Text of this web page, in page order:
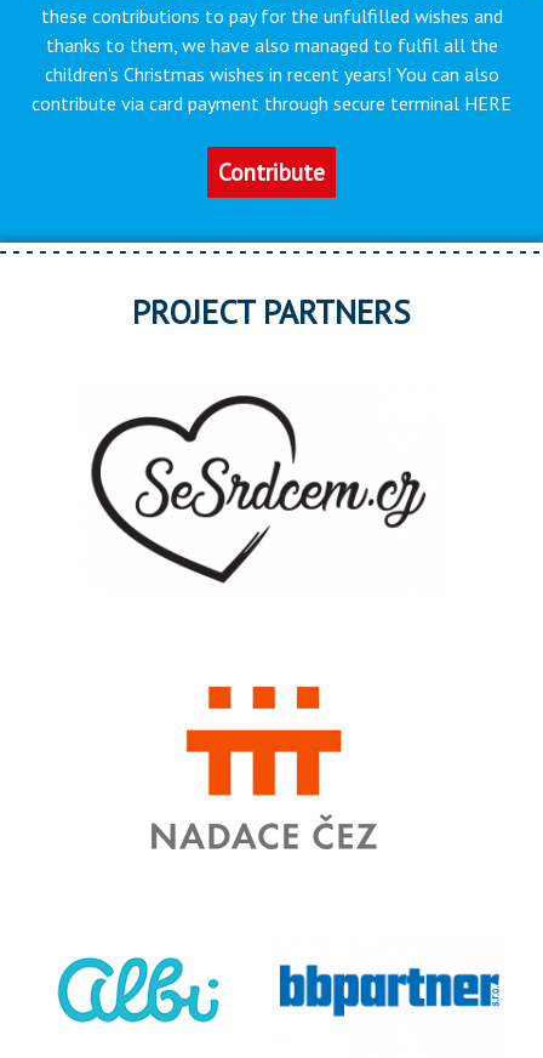
these contributions to pay for the unfulfilled wishes and
thanks to them, we have also managed to fulfil all the
children’s Christmas wishes in recent years! You can also
contribute via card payment through secure terminal HERE
Contribute
PROJECT PARTNERS